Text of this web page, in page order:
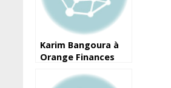
Karim Bangoura à
Orange Finances
challenge !